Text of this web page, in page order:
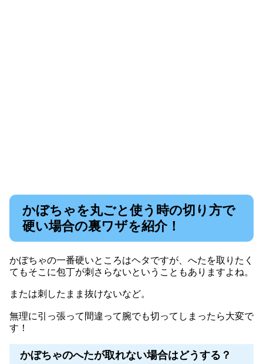
かぼちゃを丸ごと使う時の切り方で
硬い場合の裏ワザを紹介！
かぼちゃの一番硬いところはヘタですが、へたを取りたく
てもそこに包丁が刺さらないということもありますよね。
または刺したまま抜けないなど。
無理に引っ張って間違って腕でも切ってしまったら大変で
す！
かぼちゃのへたが取れない場合はどうする？